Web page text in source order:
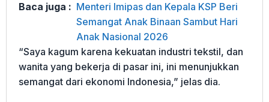
Baca juga : Menteri Imipas dan Kepala KSP Beri
Semangat Anak Binaan Sambut Hari
Anak Nasional 2026
“Saya kagum karena kekuatan industri tekstil, dan
wanita yang bekerja di pasar ini, ini menunjukkan
semangat dari ekonomi Indonesia,” jelas dia.